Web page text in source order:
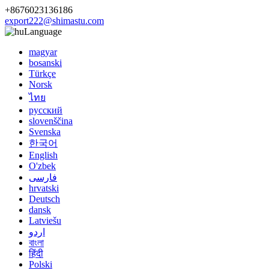
+8676023136186
export222@shimastu.com
Language
magyar
bosanski
Türkçe
Norsk
ไทย
русский
slovenščina
Svenska
한국어
English
O'zbek
فارسی
hrvatski
Deutsch
dansk
Latviešu
اردو
বাংলা
हिंदी
Polski